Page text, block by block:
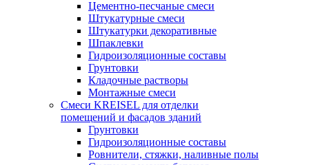
Цементно-песчаные смеси
Штукатурные смеси
Штукатурки декоративные
Шпаклевки
Гидроизоляционные составы
Грунтовки
Кладочные растворы
Монтажные смеси
Смеси KREISEL для отделки
помещений и фасадов зданий
Грунтовки
Гидроизоляционные составы
Ровнители, стяжки, наливные полы